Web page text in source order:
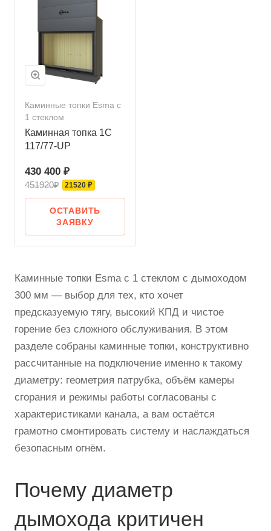
Каминные топки Esma с
1 стеклом
Каминная топка 1C
117/77-UP
430 400 ₽
451920₽ 21520 ₽
ОСТАВИТЬ
ЗАЯВКУ
Каминные топки Esma с 1 стеклом с дымоходом
300 мм — выбор для тех, кто хочет
предсказуемую тягу, высокий КПД и чистое
горение без сложного обслуживания. В этом
разделе собраны каминные топки, конструктивно
рассчитанные на подключение именно к такому
диаметру: геометрия патрубка, объём камеры
сгорания и режимы работы согласованы с
характеристиками канала, а вам остаётся
грамотно смонтировать систему и наслаждаться
безопасным огнём.
Почему диаметр
дымохода критичен